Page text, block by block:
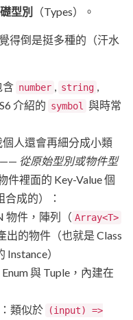
型別 （Types）。
得倒是挺多種的（汗水
含 number string
介紹的 symbol
與時常
個人還會再細分成小類
—— 從原始型別或物件型
件裡面的 Key-Value 個
合成的）：
物件，陣列（ Array<T>
出的物件（也就是 Class
Instance）
Enum 與 Tuple，內建在
：類似於
(input) =>